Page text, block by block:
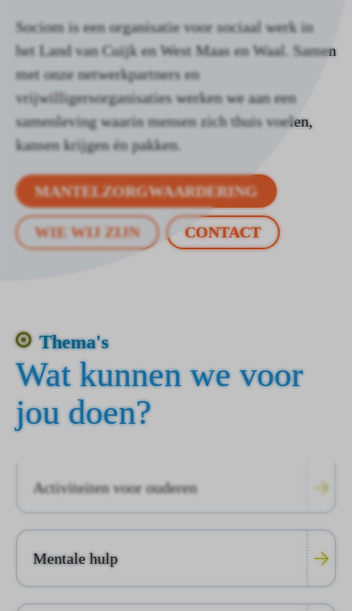
Sociom is een organisatie voor sociaal werk in
het Land van Cuijk en West Maas en Waal. Samen
met onze netwerkpartners en
vrijwilligersorganisaties werken we aan een
samenleving waarin mensen zich thuis voelen,
kansen krijgen én pakken.
MANTELZORGWAARDERING
WIE WIJ ZIJN CONTACT
Thema's
Wat kunnen we voor
jou doen?
Activiteiten voor ouderen
Mentale hulp